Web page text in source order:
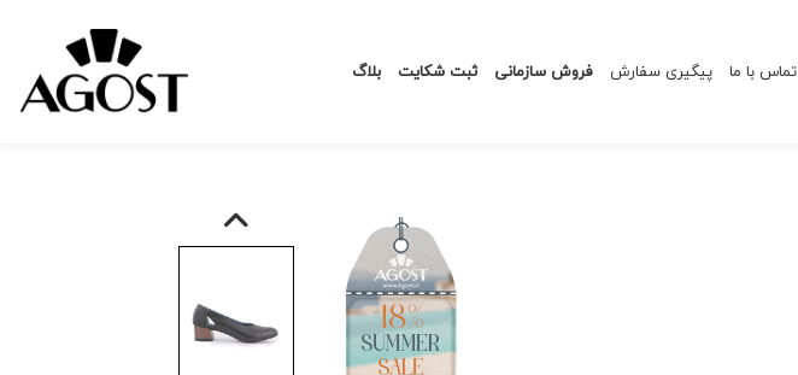
تماس با ما پیگیری سفارش فروش سازمانی ثبت شکایت بلاگ